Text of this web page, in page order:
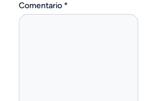
Comentario *